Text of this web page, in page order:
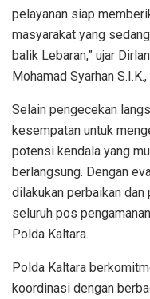
pelayanan siap
masyarakat yang
balik Lebaran,” ujar
Mohamad Syarhan S.I.K.,
Selain pengecekan
kesempatan untuk
potensi kendala yang
berlangsung. Dengan
dilakukan perbaikan
seluruh pos
Polda Kaltara.
Polda Kaltara
koordinasi dengan